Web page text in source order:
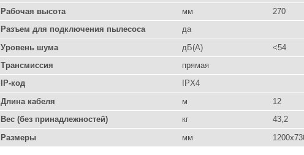
Рабочая высота
мм
270
Разъем для подключения пылесоса
да
Уровень шума
дБ(А)
<54
Трансмиссия
прямая
IP-код
IPX4
Длина кабеля
м
12
Вес (без принадлежностей)
кг
43,2
Размеры
мм